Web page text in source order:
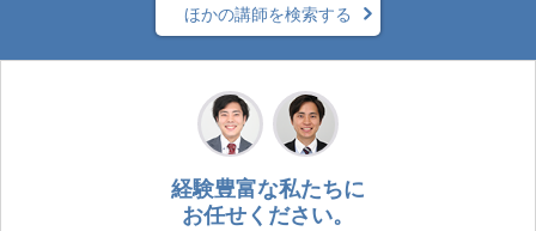
ほかの講師を検索する
経験豊富な私たちに
お任せください。